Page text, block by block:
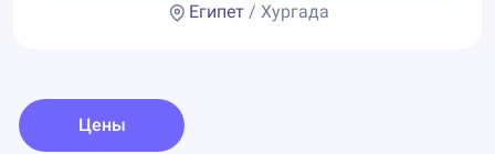
Египет / Хургада
Цены